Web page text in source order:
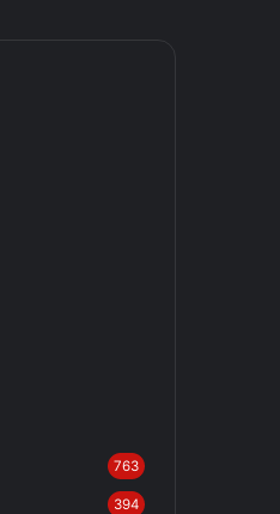
763
394